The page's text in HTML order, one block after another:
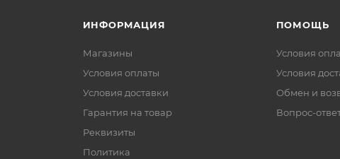
ИНФОРМАЦИЯ
Магазины
Условия оплаты
Условия доставки
Гарантия на товар
Реквизиты
Политика
ПОМОЩЬ
Условия
Условия
Обмен и
Вопрос-